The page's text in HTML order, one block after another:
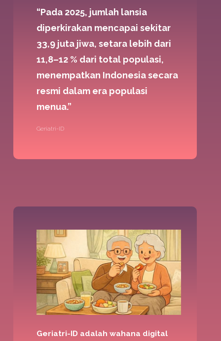
“Pada 2025, jumlah lansia
diperkirakan mencapai sekitar
33,9 juta jiwa, setara lebih dari
11,8–12 % dari total populasi,
menempatkan Indonesia secara
resmi dalam era populasi
menua.”
Geriatri-ID
Geriatri-ID adalah wahana digital